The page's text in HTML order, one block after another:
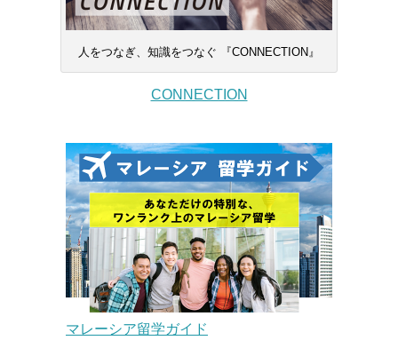
人をつなぎ、知識をつなぐ 『CONNECTION』
CONNECTION
マレーシア留学ガイド